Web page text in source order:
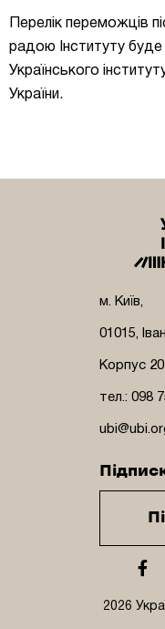
Перелік переможців
радою Інституту
Українського
України.
м. Київ,
01015,
Корпус 20
тел.: 098
2026